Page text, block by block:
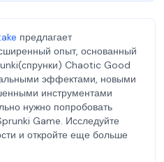
предлагает
опыт, основанный
Chaotic Good
эффектами, новыми
инструментами
нужно попробовать
Game. Исследуйте
и откройте еще больше